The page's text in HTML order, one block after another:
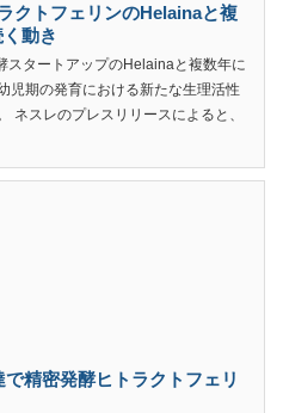
クトフェリンのHelainaと複
動き
スタートアップのHelainaと複数年に
児期の発育における新たな生理活性
ネスレのプレスリリースによると、
精密発酵ヒトラクトフェリ